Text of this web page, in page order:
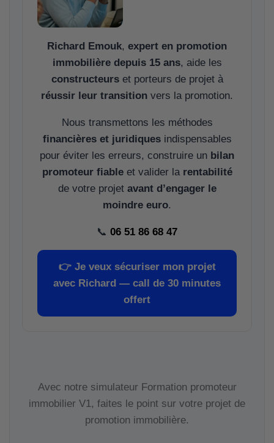
Richard Emouk, expert en promotion
immobilière depuis 15 ans, aide les
constructeurset porteurs de projet à
réussir leur transition vers la promotion.
Nous transmettons les méthodes
financières et juridiquesindispensables
pour éviter les erreurs, construire un bilan
promoteur fiableet valider la rentabilité
de votre projet avant d’engager le
moindre euro.
📞 06 51 86 68 47
👉 Je veux sécuriser mon projet
avec Richard — call de 30 minutes
offert
Avec notre simulateur Formation promoteur
immobilier V1, faites le point sur votre projet de
promotion immobilière.